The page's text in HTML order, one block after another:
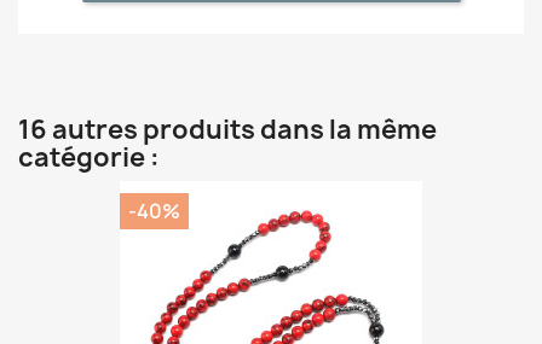
16 autres produits dans la même
catégorie :
-40%